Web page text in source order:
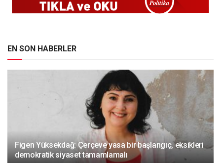
EN SON HABERLER
Figen Yüksekdağ: Çerçeve yasa bir başlangıç, eksikleri
demokratik siyaset tamamlamalı